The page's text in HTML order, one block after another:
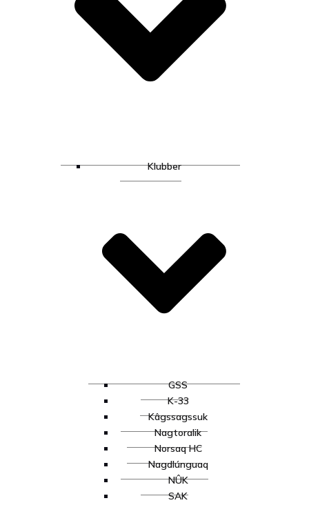
Klubber
GSS
K-33
Kâgssagssuk
Nagtoralik
Norsaq HC
Nagdlúnguaq
NÛK
SAK